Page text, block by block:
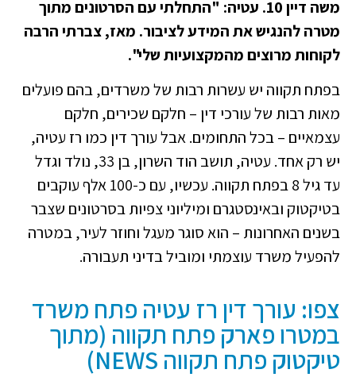
משה דיין 10. עטיה: "התחלתי עם הסרטונים מתוך
מטרה להנגיש את המידע לציבור. מאז, צברתי הרבה
לקוחות מרוצים מהמקצועיות שלי".
בפתח תקווה יש עשרות רבות של משרדים, בהם פועלים
מאות רבות של עורכי דין – חלקם שכירים, חלקם
עצמאיים – בכל התחומים. אבל עורך דין כמו רז עטיה,
יש רק אחד. עטיה, תושב הוד השרון, בן 33, נולד וגדל
עד גיל 8 בפתח תקווה. עכשיו, עם כ-100 אלף עוקבים
בטיקטוק ובאינסטגרם ומיליוני צפיות בסרטונים שצבר
בשנים האחרונות – הוא סוגר מעגל וחוזר לעיר, במטרה
להפעיל משרד עוצמתי ומוביל בדיני תעבורה.
צפו: עורך דין רז עטיה פתח משרד
במטרו פארק פתח תקווה (מתוך
טיקטוק פתח תקווה NEWS)